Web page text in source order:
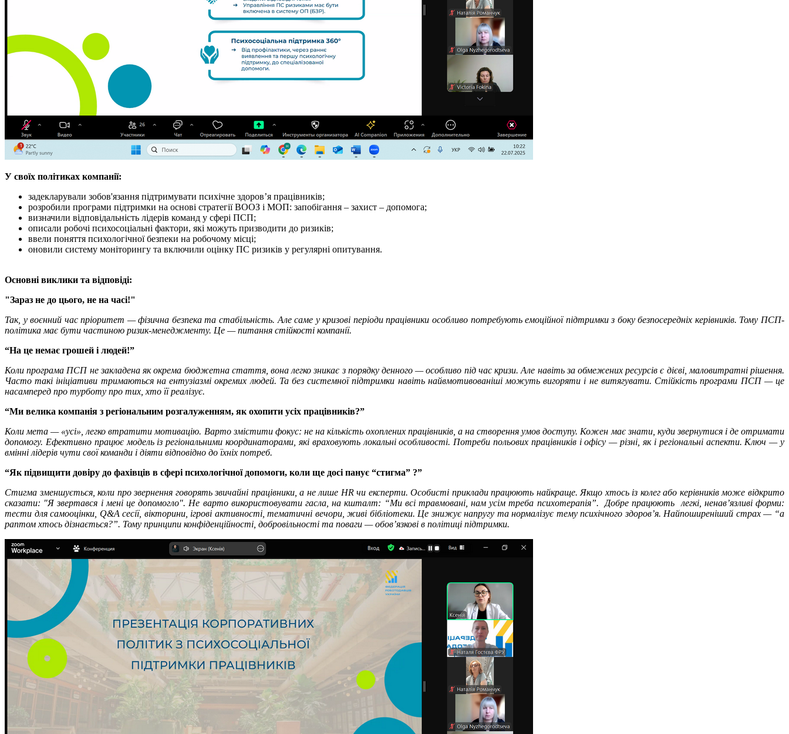
У своїх політиках компанії:
задекларували зобов'язання підтримувати психічне здоров’я працівників;
розробили програми підтримки на основі стратегії ВООЗ і МОП: запобігання – захист – допомога;
визначили відповідальність лідерів команд у сфері ПСП;
описали робочі психосоціальні фактори, які можуть призводити до ризиків;
ввели поняття психологічної безпеки на робочому місці;
оновили систему моніторингу та включили оцінку ПС ризиків у регулярні опитування.
Основні виклики та відповіді:
"Зараз не до цього, не на часі!"
Так, у воєнний час пріоритет — фізична безпека та стабільність. Але саме у кризові періоди працівники особливо потребують емоційної підтримки з боку безпосередніх керівників. Тому ПСП-
політика має бути частиною ризик-менеджменту. Це — питання стійкості компанії.
“На це немає грошей і людей!”
Коли програма ПСП не закладена як окрема бюджетна стаття, вона легко зникає з порядку денного — особливо під час кризи. Але навіть за обмежених ресурсів є дієві, маловитратні рішення.
Часто такі ініціативи тримаються на ентузіазмі окремих людей. Та без системної підтримки навіть найвмотивованіші можуть вигоряти і не витягувати. Стійкість програми ПСП — це
насамперед про турботу про тих, хто її реалізує.
“Ми велика компанія з регіональним розгалуженням, як охопити усіх працівників?”
Коли мета — «усі», легко втратити мотивацію. Варто змістити фокус: не на кількість охоплених працівників, а на створення умов доступу. Кожен має знати, куди звернутися і де отримати
допомогу. Ефективно працює модель із регіональними координаторами, які враховують локальні особливості. Потреби польових працівників і офісу — різні, як і регіональні аспекти. Ключ — у
вмінні лідерів чути свої команди і діяти відповідно до їхніх потреб.
“Як підвищити довіру до фахівців в сфері психологічної допомоги, коли ще досі панує “стигма” ?”
Стигма зменшується, коли про звернення говорять звичайні працівники, а не лише HR чи експерти. Особисті приклади працюють найкраще. Якщо хтось із колег або керівників може відкрито
сказати: "Я звертався і мені це допомогло". Не варто використовувати гасла, на кшталт: “Ми всі травмовані, нам усім треба психотерапія”. Добре працюють легкі, ненав’язливі форми:
тести для самооцінки, Q&A сесії, вікторини, ігрові активності, тематичні вечори, живі бібліотеки. Це знижує напругу та нормалізує тему психічного здоров’я. Найпоширеніший страх — “а
раптом хтось дізнається?”. Тому принципи конфіденційності, добровільності та поваги — обов’язкові в політиці підтримки.